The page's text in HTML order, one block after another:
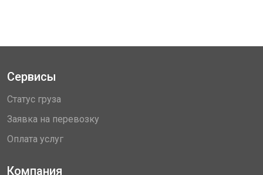
Сервисы
Статус груза
Заявка на перевозку
Оплата услуг
Компания